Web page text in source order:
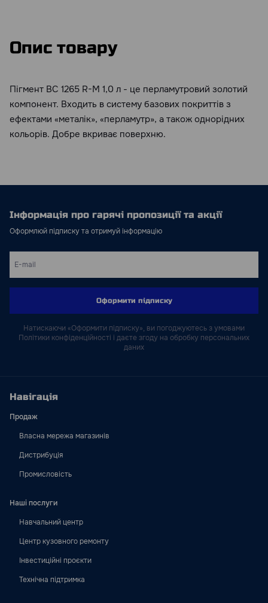
Опис товару
Пігмент BC 1265 R-M 1,0 л - це перламутровий золотий
компонент. Входить в систему базових покриттів з
ефектами «металік», «перламутр», а також однорідних
кольорів. Добре вкриває поверхню.
Інформація про гарячі пропозиції та акції
Оформлюй підписку та отримуй інформацію
Оформити підписку
Натискаючи «Оформити підписку», ви погоджуютесь з умовами
Політики конфіденційності і даєте згоду на обробку персональних
даних
Навігація
Продаж
Власна мережа магазинів
Дистрибуція
Промисловість
Наші послуги
Навчальний центр
Центр кузовного ремонту
Інвестиційні проєкти
Технічна підтримка